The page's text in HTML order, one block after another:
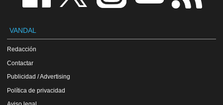
VANDAL
Redacción
Contactar
Publicidad / Advertising
Política de privacidad